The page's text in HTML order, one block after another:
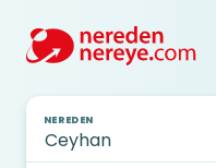
NEREDEN